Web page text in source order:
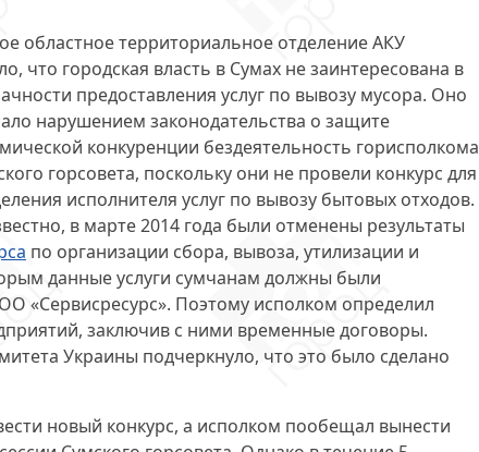
областное территориальное отделение АКУ
что городская власть в Сумах не заинтересована в
предоставления услуг по вывозу мусора. Оно
нарушением законодательства о защите
конкуренции бездеятельность горисполкома
горсовета, поскольку они не провели конкурс для
исполнителя услуг по вывозу бытовых отходов.
в марте 2014 года были отменены результаты
по организации сбора, вывоза, утилизации и
данные услуги сумчанам должны были
«Сервисресурс». Поэтому исполком определил
заключив с ними временные договоры.
Украины подчеркнуло, что это было сделано
новый конкурс, а исполком пообещал вынести